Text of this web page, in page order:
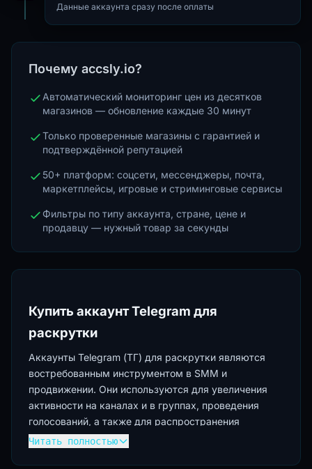
Данные аккаунта сразу после оплаты
Почему accsly.io?
Автоматический мониторинг цен из десятков
магазинов — обновление каждые 30 минут
Только проверенные магазины с гарантией и
подтверждённой репутацией
50+ платформ: соцсети, мессенджеры, почта,
маркетплейсы, игровые и стриминговые сервисы
Фильтры по типу аккаунта, стране, цене и
продавцу — нужный товар за секунды
Купить аккаунт Telegram для
раскрутки
Аккаунты Telegram (ТГ) для раскрутки являются
востребованным инструментом в SMM и
продвижении. Они используются для увеличения
активности на каналах и в группах, проведения
голосований, а также для распространения
информации. Приобретение таких аккаунтов
Читать полностью